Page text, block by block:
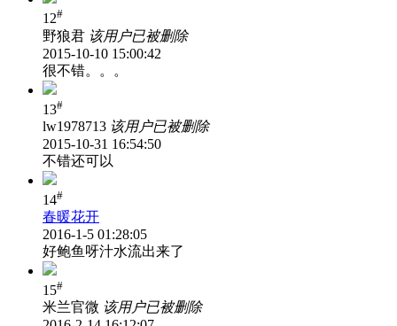
12#
野狼君 该用户已被删除
2015-10-10 15:00:42
很不错。。。
13#
lw1978713 该用户已被删除
2015-10-31 16:54:50
不错还可以
14#
春暖花开
2016-1-5 01:28:05
好鲍鱼呀汁水流出来了
15#
米兰官微 该用户已被删除